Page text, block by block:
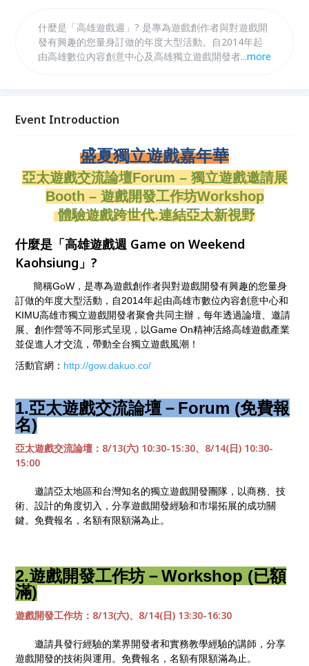
什麼是「高雄遊戲週」? 是專為遊戲創作者與對遊戲開
發有興趣的您量身訂做的年度大型活動。自2014年起
由高雄數位內容創意中心及高雄獨立遊戲開發者聚會共
...more
Event Introduction
盛夏獨立遊戲嘉年華
亞太遊戲交流論壇Forum – 獨立遊戲邀請展
Booth – 遊戲開發工作坊Workshop
體驗遊戲跨世代.連結亞太新視野
什麼是「高雄遊戲週 Game on Weekend
Kaohsiung」?
簡稱GoW，是專為遊戲創作者與對遊戲開發有興趣的您量身
訂做的年度大型活動，自2014年起由高雄市數位內容創意中心和
KIMU高雄市獨立遊戲開發者聚會共同主辦，每年透過論壇、邀請
展、創作營等不同形式呈現，以Game On精神活絡高雄遊戲產業
並促進人才交流，帶動全台獨立遊戲風潮！
活動官網： http://gow.dakuo.co/
1.亞太遊戲交流論壇－Forum (免費報
名)
亞太遊戲交流論壇： 8/13(六) 10:30-15:30、 8/14(日) 10:30-
15:00
邀請亞太地區和台灣知名的獨立遊戲開發團隊，以商務、技
術、設計的角度切入，分享遊戲開發經驗和市場拓展的成功關
鍵。免費報名，名額有限額滿為止。
2.遊戲開發工作坊－Workshop (已額
滿)
遊戲開發工作坊： 8/13(六)、 8/14(日) 13:30-16:30
邀請具發行經驗的業界開發者和實務教學經驗的講師，分享
遊戲開發的技術與運用。免費報名，名額有限額滿為止。